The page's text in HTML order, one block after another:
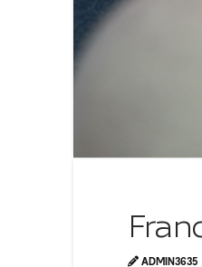
ADMIN3635